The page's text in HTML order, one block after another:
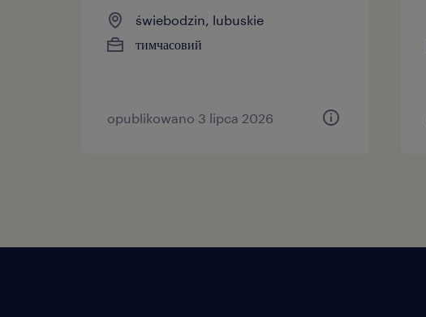
świebodzin, lubuskie
тимчасовий
opublikowano 3 lipca 2026